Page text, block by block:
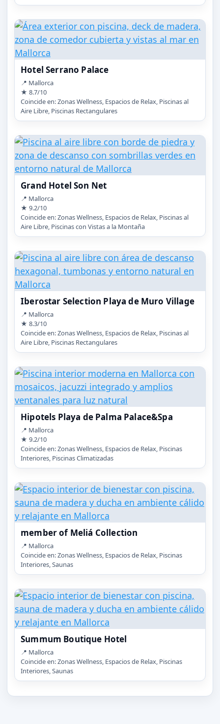
Hotel Serrano Palace
📍 Mallorca
★ 8.7/10
Coincide en: Zonas Wellness, Espacios de Relax, Piscinas al
Aire Libre, Piscinas Rectangulares
Grand Hotel Son Net
📍 Mallorca
★ 9.2/10
Coincide en: Zonas Wellness, Espacios de Relax, Piscinas al
Aire Libre, Piscinas con Vistas a la Montaña
Iberostar Selection Playa de Muro Village
📍 Mallorca
★ 8.3/10
Coincide en: Zonas Wellness, Espacios de Relax, Piscinas al
Aire Libre, Piscinas Rectangulares
Hipotels Playa de Palma Palace&Spa
📍 Mallorca
★ 9.2/10
Coincide en: Zonas Wellness, Espacios de Relax, Piscinas
Interiores, Piscinas Climatizadas
member of Meliá Collection
📍 Mallorca
Coincide en: Zonas Wellness, Espacios de Relax, Piscinas
Interiores, Saunas
Summum Boutique Hotel
📍 Mallorca
Coincide en: Zonas Wellness, Espacios de Relax, Piscinas
Interiores, Saunas